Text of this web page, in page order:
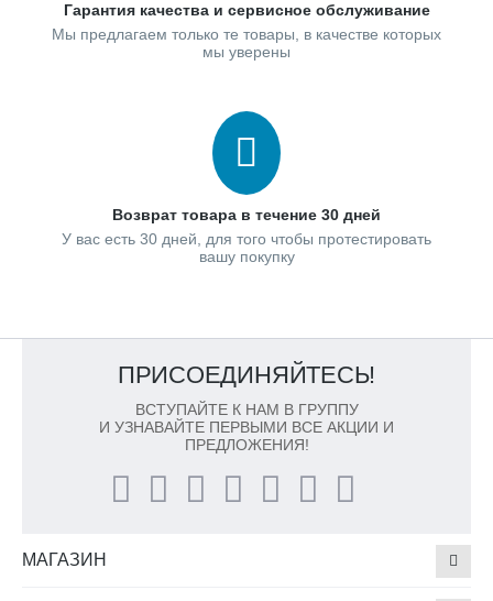
Гарантия качества и сервисное обслуживание
Мы предлагаем только те товары, в качестве которых
мы уверены
Возврат товара в течение 30 дней
У вас есть 30 дней, для того чтобы протестировать
вашу покупку
ПРИСОЕДИНЯЙТЕСЬ!
ВСТУПАЙТЕ К НАМ В ГРУППУ
И УЗНАВАЙТЕ ПЕРВЫМИ ВСЕ АКЦИИ И
ПРЕДЛОЖЕНИЯ!
МАГАЗИН